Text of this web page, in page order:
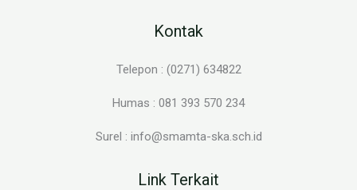
Kontak
Telepon : (0271) 634822
Humas : 081 393 570 234
Surel : info@smamta-ska.sch.id
Link Terkait